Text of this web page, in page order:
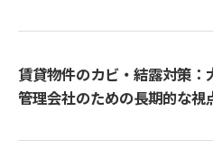
賃貸物件のカビ・結露対策：
管理会社のための長期的な視